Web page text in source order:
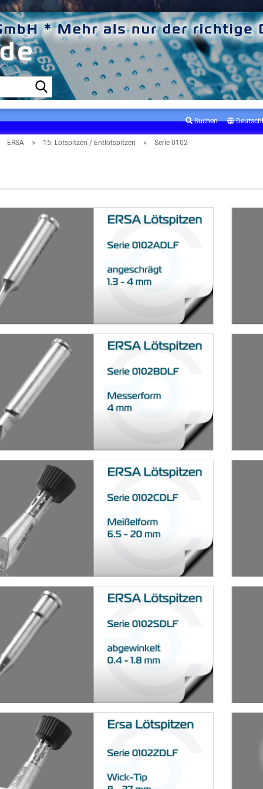
Suche...
Suchen
ERSA » 15. Lötspitzen / Entlötspitzen » Serie 0102